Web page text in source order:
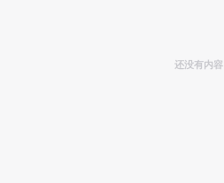
还没有内容